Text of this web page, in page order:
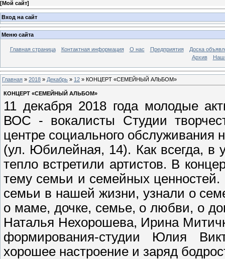
[Мой сайт]
Вход на сайт
Меню сайта
Главная страница Контактная информация О нас Предприятия
Доска
Архив
Главная » 2018 » Декабрь » 12 » КОНЦЕРТ «СЕМЕЙНЫЙ АЛЬБОМ»
КОНЦЕРТ «СЕМЕЙНЫЙ АЛЬБОМ»
11 декабря 2018 года молодые
ВОС - вокалисты Студии
центре социального
(ул. Юбилейная, 14). Как всегда, в
тепло встретили артистов. В
тему семьи и семейных
семьи в нашей жизни, узнали о
о маме, дочке, семье, о любви, о
Наталья Нехорошева, Ирина
формирования-студии Юлия
хорошее настроение и заряд